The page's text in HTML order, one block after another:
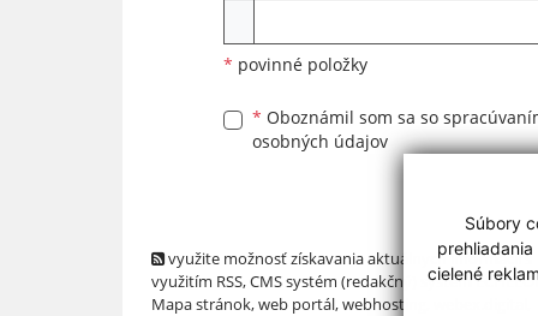
Súbory
cielené
* povinné položky
* Oboznámil som sa so
osobných údajov
využite možnosť získavania aktuálnych informácií s
využitím RSS, CMS systém (redakčný) systém
Mapa stránok,web portál,webhosting